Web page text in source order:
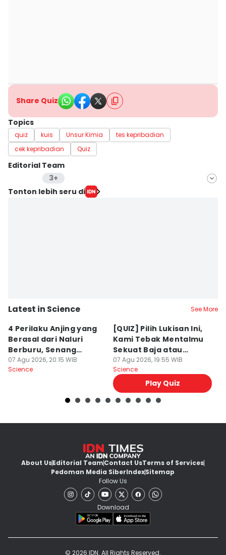
Share Quiz
Topics
quiz kuis Unsur Kimia
tes kepribadian
cek kepribadian
Quiz
Editorial Team
3+
Editor
Tonton lebih seru di
Latest in Science See More
4 Perilaku Anjing yang
Berasal dari Naluri
Berburu, Senang
Mengejar!
07 Agu 2026, 20:15 WIB
Science
[QUIZ] Pilih Lukisan Ini,
Kami Tebak Mentalmu
Sekuat Baja atau
Sebaliknya
07 Agu 2026, 19:55 WIB
Science
Play Quiz
About UsEditorial TeamContact UsTerms of Services
Pedoman Media SiberIndexSitemap
Follow Us
Download
© 2026 IDN. All Rights Reserved.